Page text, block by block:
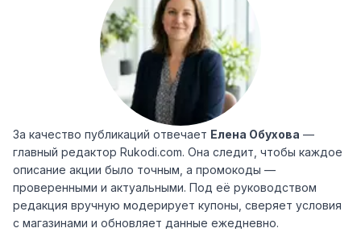
За качество публикаций отвечает Елена Обухова —
главный редактор Rukodi.com. Она следит, чтобы каждое
описание акции было точным, а промокоды —
проверенными и актуальными. Под её руководством
редакция вручную модерирует купоны, сверяет условия
с магазинами и обновляет данные ежедневно.